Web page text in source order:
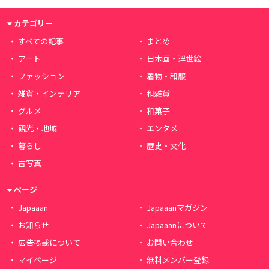
カテゴリー
すべての記事
まとめ
アート
日本画・浮世絵
ファッション
着物・和服
雑貨・インテリア
和雑貨
グルメ
和菓子
観光・地域
エンタメ
暮らし
歴史・文化
古写真
ページ
Japaaan
Japaaanマガジン
お知らせ
Japaaanについて
広告掲載について
お問い合わせ
マイページ
無料メンバー登録